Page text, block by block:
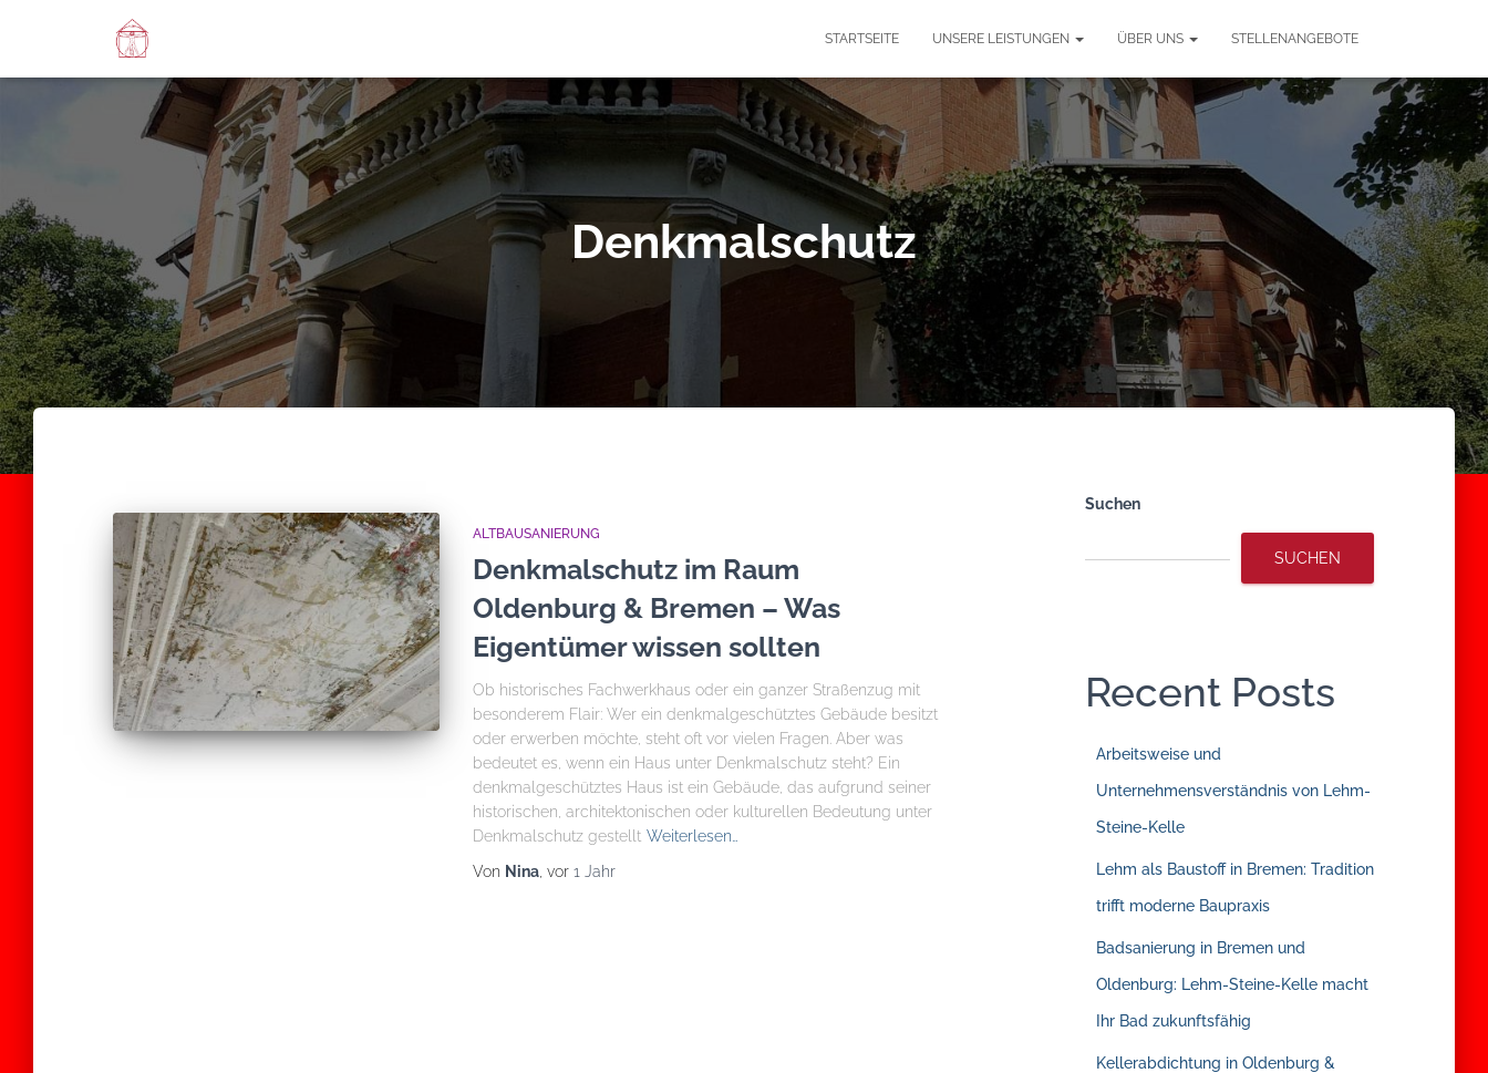
STARTSEITE UNSERE LEISTUNGEN ÜBER UNS STELLENANGEBOTE
Denkmalschutz
ALTBAUSANIERUNG
Denkmalschutz im Raum
Oldenburg & Bremen – Was
Eigentümer wissen sollten
Ob historisches Fachwerkhaus oder ein ganzer Straßenzug mit
besonderem Flair: Wer ein denkmalgeschütztes Gebäude besitzt
oder erwerben möchte, steht oft vor vielen Fragen. Aber was
bedeutet es, wenn ein Haus unter Denkmalschutz steht? Ein
denkmalgeschütztes Haus ist ein Gebäude, das aufgrund seiner
historischen, architektonischen oder kulturellen Bedeutung unter
Denkmalschutz gestellt Weiterlesen…
Von Nina , vor 1 Jahr
Suchen
SUCHEN
Recent Posts
Arbeitsweise und
Unternehmensverständnis von Lehm-
Steine-Kelle
Lehm als Baustoff in Bremen: Tradition
trifft moderne Baupraxis
Badsanierung in Bremen und
Oldenburg: Lehm-Steine-Kelle macht
Ihr Bad zukunftsfähig
Kellerabdichtung in Oldenburg &